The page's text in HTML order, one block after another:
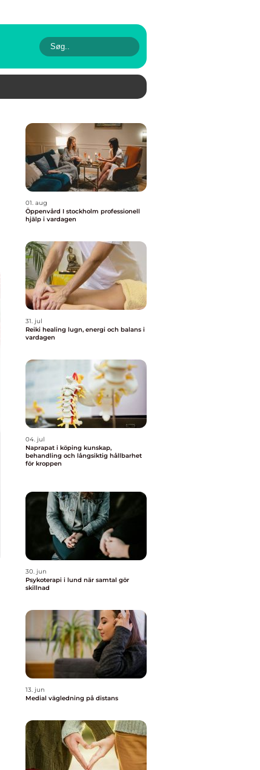
01. aug
Öppenvård I stockholm professionell
hjälp i vardagen
31. jul
Reiki healing lugn, energi och balans i
vardagen
04. jul
Naprapat i köping kunskap,
behandling och långsiktig hållbarhet
för kroppen
30. jun
Psykoterapi i lund när samtal gör
skillnad
13. jun
Medial vägledning på distans